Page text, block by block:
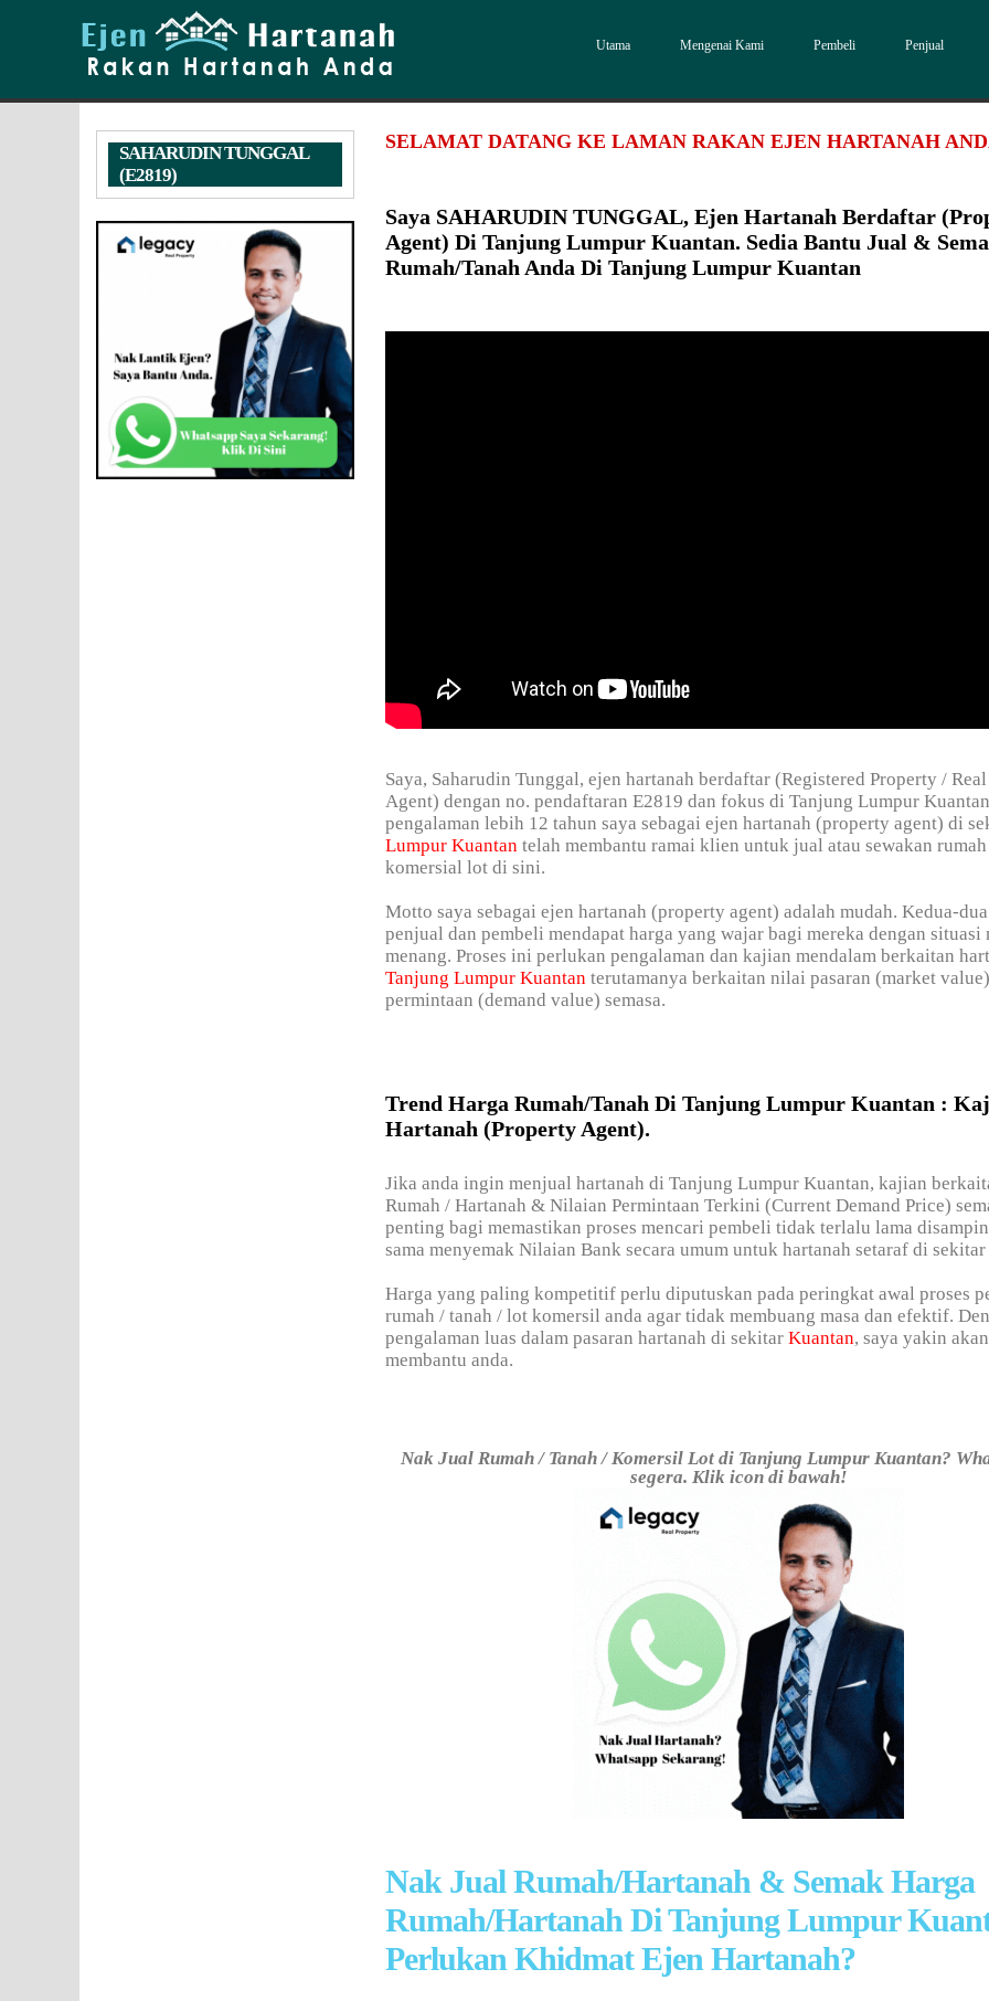
Utama Mengenai Kami Pembeli Penjual
SAHARUDIN TUNGGAL
(E2819)
SELAMAT DATANG KE LAMAN RAKAN EJEN HARTANAH
Saya SAHARUDIN TUNGGAL, Ejen Hartanah Berdaftar
Agent) Di Tanjung Lumpur Kuantan. Sedia Bantu Jual &
Rumah/Tanah Anda Di Tanjung Lumpur Kuantan
Saya, Saharudin Tunggal, ejen hartanah berdaftar (Registered Property /
Agent) dengan no. pendaftaran E2819 dan fokus di Tanjung Lumpur
pengalaman lebih 12 tahun saya sebagai ejen hartanah (property agent) di
Lumpur Kuantan telah membantu ramai klien untuk jual atau sewakan
komersial lot di sini.
Motto saya sebagai ejen hartanah (property agent) adalah mudah. Kedua-
penjual dan pembeli mendapat harga yang wajar bagi mereka dengan situasi
menang. Proses ini perlukan pengalaman dan kajian mendalam berkaitan
Tanjung Lumpur Kuantan terutamanya berkaitan nilai pasaran (market
permintaan (demand value) semasa.
Trend Harga Rumah/Tanah Di Tanjung Lumpur Kuantan :
Hartanah (Property Agent).
Jika anda ingin menjual hartanah di Tanjung Lumpur Kuantan, kajian
Rumah / Hartanah & Nilaian Permintaan Terkini (Current Demand Price)
penting bagi memastikan proses mencari pembeli tidak terlalu lama
sama menyemak Nilaian Bank secara umum untuk hartanah setaraf di
Harga yang paling kompetitif perlu diputuskan pada peringkat awal proses
rumah / tanah / lot komersil anda agar tidak membuang masa dan efektif.
pengalaman luas dalam pasaran hartanah di sekitarKuantan, saya yakin
membantu anda.
Nak Jual Rumah / Tanah / Komersil Lot di Tanjung Lumpur Kuantan?
segera. Klik icon di bawah!
Nak Jual Rumah/Hartanah & Semak Harga
Rumah/Hartanah Di Tanjung Lumpur
Perlukan Khidmat Ejen Hartanah?